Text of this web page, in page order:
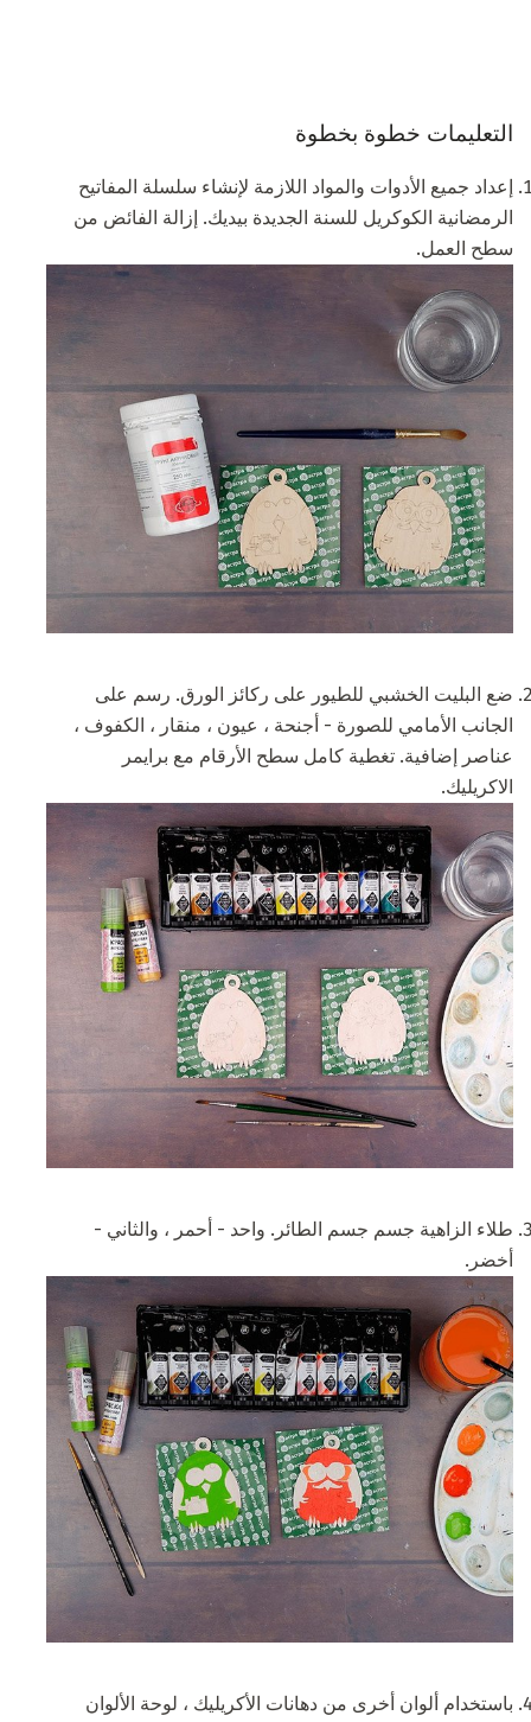
التعليمات خطوة بخطوة
إعداد جميع الأدوات والمواد اللازمة لإنشاء سلسلة المفاتيح
الرمضانية الكوكريل للسنة الجديدة بيديك. إزالة الفائض من
سطح العمل.
ضع البليت الخشبي للطيور على ركائز الورق. رسم على
الجانب الأمامي للصورة - أجنحة ، عيون ، منقار ، الكفوف ،
عناصر إضافية. تغطية كامل سطح الأرقام مع برايمر
الاكريليك.
طلاء الزاهية جسم جسم الطائر. واحد - أحمر ، والثاني -
أخضر.
باستخدام ألوان أخرى من دهانات الأكريليك ، لوحة الألوان